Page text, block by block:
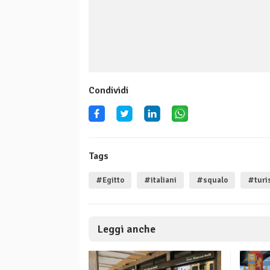
Condividi
Tags
#Egitto #italiani #squalo
Leggi anche